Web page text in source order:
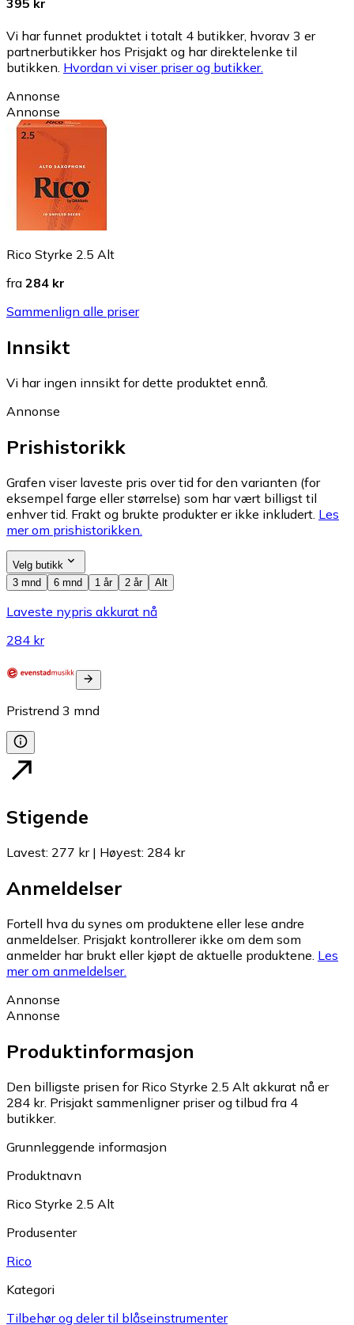
395 kr
Vi har funnet produktet i totalt 4 butikker, hvorav 3 er
partnerbutikker hos Prisjakt og har direktelenke til
butikken. Hvordan vi viser priser og butikker.
Annonse
Annonse
Rico Styrke 2.5 Alt
fra 284 kr
Sammenlign alle priser
Innsikt
Vi har ingen innsikt for dette produktet ennå.
Annonse
Prishistorikk
Grafen viser laveste pris over tid for den varianten (for
eksempel farge eller størrelse) som har vært billigst til
enhver tid. Frakt og brukte produkter er ikke inkludert. Les
mer om prishistorikken.
Velg butikk
3 mnd
6 mnd 1 år 2 år Alt
Laveste nypris akkurat nå
284 kr
Pristrend 3 mnd
Stigende
Lavest: 277 kr| Høyest: 284 kr
Anmeldelser
Fortell hva du synes om produktene eller lese andre
anmeldelser. Prisjakt kontrollerer ikke om dem som
anmelder har brukt eller kjøpt de aktuelle produktene. Les
mer om anmeldelser.
Annonse
Annonse
Produktinformasjon
Den billigste prisen for Rico Styrke 2.5 Alt akkurat nå er
284 kr. Prisjakt sammenligner priser og tilbud fra 4
butikker.
Grunnleggende informasjon
Produktnavn
Rico Styrke 2.5 Alt
Produsenter
Rico
Kategori
Tilbehør og deler til blåseinstrumenter